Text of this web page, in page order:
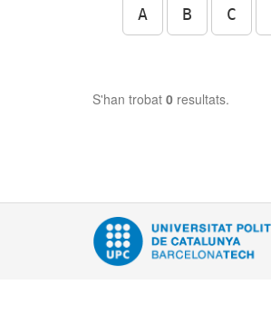
A B C
S'han trobat 0 resultats.